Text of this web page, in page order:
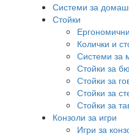
Системи за
Стойки
Колички и
Системи за
Стойки за
Стойки за
Стойки за
Стойки за
Конзоли за игри
Игри за